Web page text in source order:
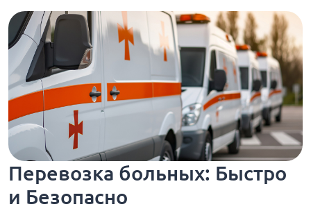
Перевозка больных: Быстро
и Безопасно